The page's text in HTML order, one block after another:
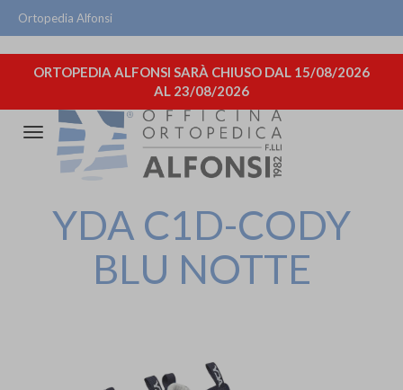
Ortopedia Alfonsi
ORTOPEDIA ALFONSI SARÀ CHIUSO DAL 15/08/2026
AL 23/08/2026
Attiva/disattiva
navigazione
YDA C1D-CODY
BLU NOTTE